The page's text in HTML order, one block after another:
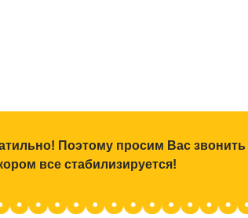
Поэтому просим Вас звонить
все стабилизируется!